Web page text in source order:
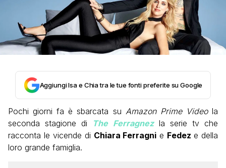
Aggiungi Isa e Chia tra le tue fonti preferite su Google
Pochi giorni fa è sbarcata su Amazon Prime Videola
seconda stagione di
The Ferragnezla serie tv che
racconta le vicende di Chiara Ferragni e Fedeze della
loro grande famiglia.